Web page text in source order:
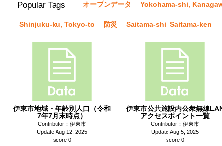
Popular Tags オープンデータ Yokohama-shi,
Shinjuku-ku, Tokyo-to 防災 Saitama-shi, Saitama-ken
伊東市地域・年齢別人口（令和
7年7月末時点）
Contributor：伊東市
Update:Aug 12, 2025
score 0
伊東市公共施設内公衆無線
アクセスポイント一覧
Contributor：伊東市
Update:Aug 5, 2025
score 0